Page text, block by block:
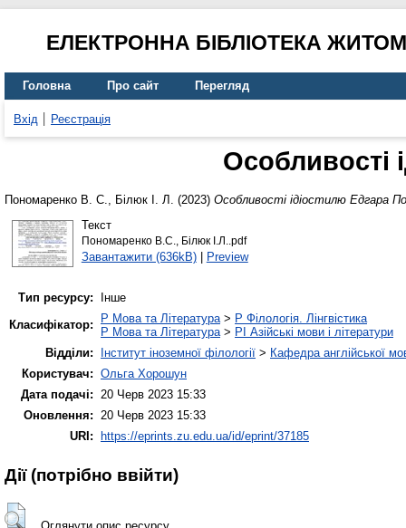
ЕЛЕКТРОННА БІБЛІОТЕКА
Головна Про сайт Перегляд
Вхід Реєстрація
Особливості
Пономаренко В. С., Білюк І. Л. (2023) Особливості ідіостилю Едгара
Текст
Пономаренко В.С., Білюк І.Л..pdf
Завантажити (636kB)| Preview
Тип ресурсу:
Інше
Класифікатор:
P Мова та Література> P Філологія. Лінгвістика
P Мова та Література> PI Азійські мови і літератури
Відділи:
Інститут іноземної філології > Кафедра англійської
Користувач: Ольга Хорошун
Дата подачі: 20 Черв 2023 15:33
Оновлення: 20 Черв 2023 15:33
URI:
https://eprints.zu.edu.ua/id/eprint/37185
Дії ​​(потрібно ввійти)